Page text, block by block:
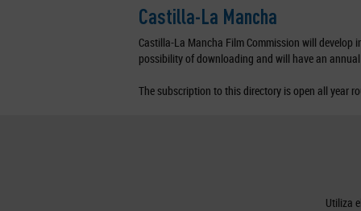
Castilla-La Mancha
Castilla-La Mancha Film Commission will
possibility of downloading and will have an
The subscription to this directory is open all year
Utiliza